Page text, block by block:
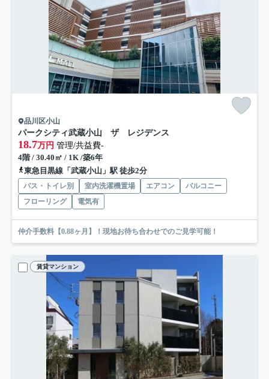
品川区小山
パークシティ武蔵小山 ザ レジデンス
18.7万円 管理/共益費-
4階 / 30.40㎡ / 1K /築6年
東急目黒線「武蔵小山」駅 徒歩2分
バス・トイレ別 室内洗濯機置場 エアコン
バルコニー
フローリング
電気有
仲介手数料【0.88ヶ月】！現地お待ち合わせでのご見学可能！
賃貸マンション